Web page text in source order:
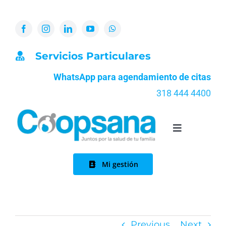
Servicios Particulares
WhatsApp para agendamiento de citas
318 444 4400
Toggle
Mi gestión